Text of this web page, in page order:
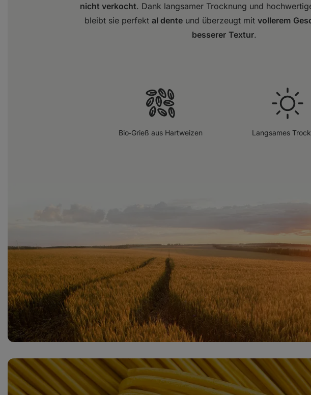
nicht verkocht. Dank langsamer Trocknung und
bleibt sie perfekt al denteund überzeugt mit vollerem
besserer Textur.
Bio‑Grieß aus Hartweizen Langsames